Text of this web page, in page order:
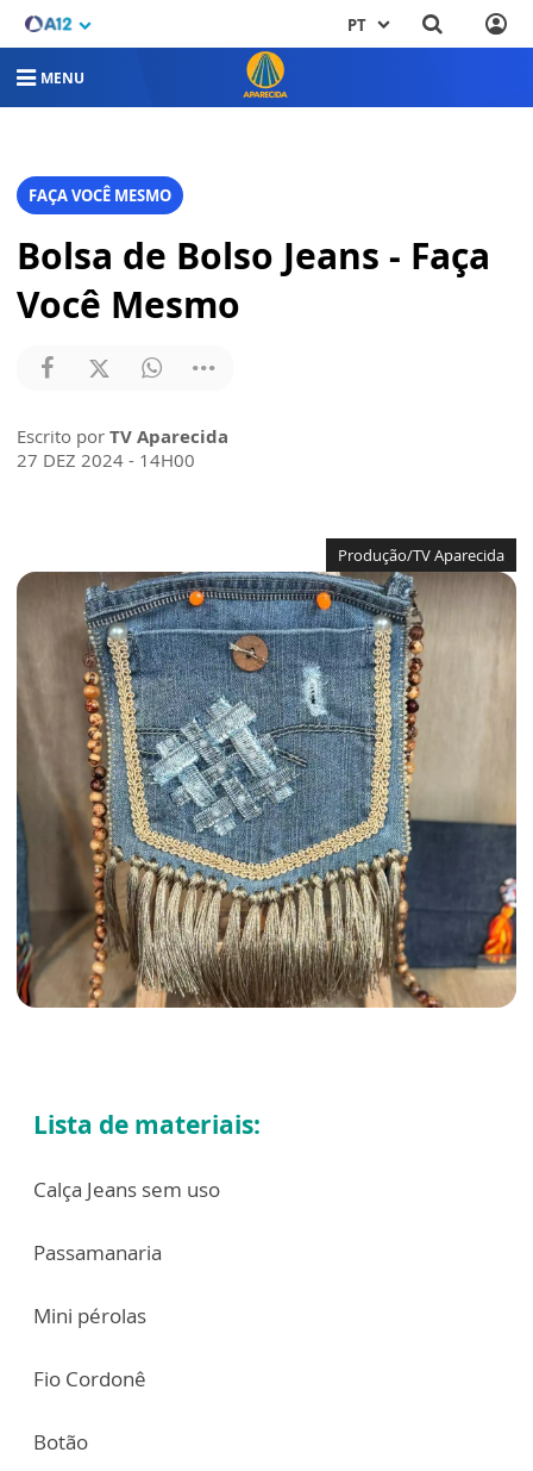
PT
MENU
FAÇA VOCÊ MESMO
Bolsa de Bolso Jeans - Faça
Você Mesmo
Escrito por TV Aparecida
27 DEZ 2024 - 14H00
Produção/TV Aparecida
Lista de materiais:
Calça Jeans sem uso
Passamanaria
Mini pérolas
Fio Cordonê
Botão